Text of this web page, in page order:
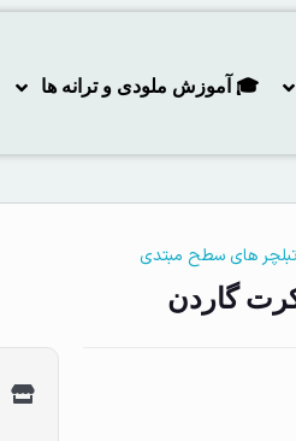
🎓 آموزش ملودی و ترانه‌ ها
های سطح مبتدی
گاردن